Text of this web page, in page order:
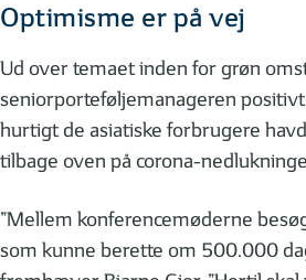
Optimisme er på vej
Ud over temaet inden for grøn
seniorporteføljemanageren
hurtigt de asiatiske forbrugere
tilbage oven på corona-
”Mellem konferencemøderne
som kunne berette om 500.000